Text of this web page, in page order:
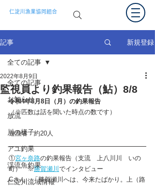
仁淀川漁業協同組合
記事 新規登録
全ての記事
お知らせ
放流
川の様子
アユ釣果
渓流魚釣果
仁淀川流域情報
全ての記事
監視員より釣果報告（鮎）8/8
2022年8月9日
令和4年8月8日（月）の釣果報告
（※匹数は話を聞いた時点の数です）
遊漁者　約20人
①宮ヶ奈路の釣果報告（支流　上八川川　いの
町）　※勝賀瀬川 でインタビュー
Cさん　「勝賀瀬川へは、今来たばかり。上（路